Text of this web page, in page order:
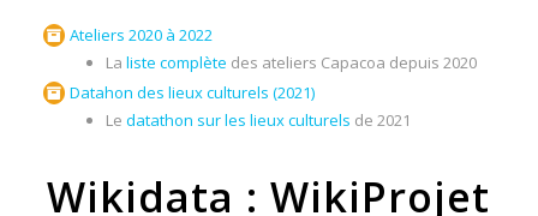
Ateliers 2020 à 2022
La liste complète des ateliers Capacoa depuis 2020
Datahon des lieux culturels (2021)
Le datathon sur les lieux culturels de 2021
Wikidata : WikiProjet